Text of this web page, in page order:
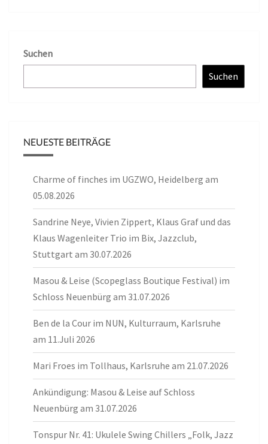
Suchen
Suchen
NEUESTE BEITRÄGE
Charme of finches im UGZWO, Heidelberg am
05.08.2026
Sandrine Neye, Vivien Zippert, Klaus Graf und das
Klaus Wagenleiter Trio im Bix, Jazzclub,
Stuttgart am 30.07.2026
Masou & Leise (Scopeglass Boutique Festival) im
Schloss Neuenbürg am 31.07.2026
Ben de la Cour im NUN, Kulturraum, Karlsruhe
am 11.Juli 2026
Mari Froes im Tollhaus, Karlsruhe am 21.07.2026
Ankündigung: Masou & Leise auf Schloss
Neuenbürg am 31.07.2026
Tonspur Nr. 41: Ukulele Swing Chillers „Folk, Jazz